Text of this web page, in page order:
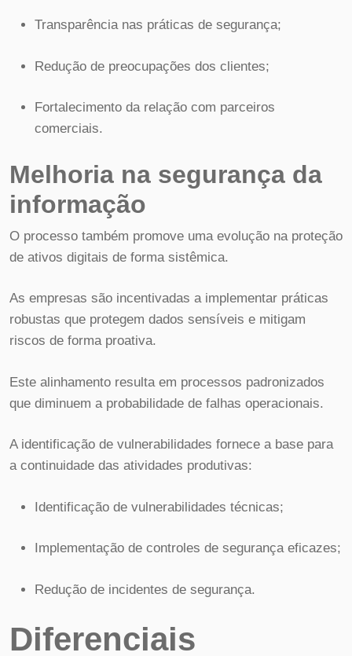
Transparência nas práticas de segurança;
Redução de preocupações dos clientes;
Fortalecimento da relação com parceiros
comerciais.
Melhoria na segurança da
informação
O processo também promove uma evolução na proteção
de ativos digitais de forma sistêmica.
As empresas são incentivadas a implementar práticas
robustas que protegem dados sensíveis e mitigam
riscos de forma proativa.
Este alinhamento resulta em processos padronizados
que diminuem a probabilidade de falhas operacionais.
A identificação de vulnerabilidades fornece a base para
a continuidade das atividades produtivas:
Identificação de vulnerabilidades técnicas;
Implementação de controles de segurança eficazes;
Redução de incidentes de segurança.
Diferenciais